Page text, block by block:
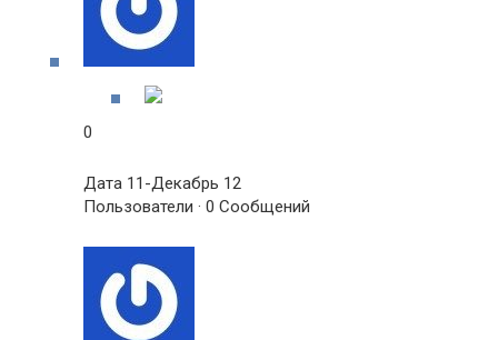
0
Дата 11-Декабрь 12
Пользователи · 0 Сообщений